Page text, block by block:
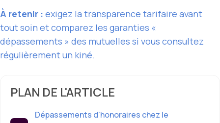
À retenir : exigez la transparence tarifaire avant
tout soin et comparez les garanties «
dépassements » des mutuelles si vous consultez
régulièrement un kiné.
PLAN DE L'ARTICLE
Dépassements d’honoraires chez le